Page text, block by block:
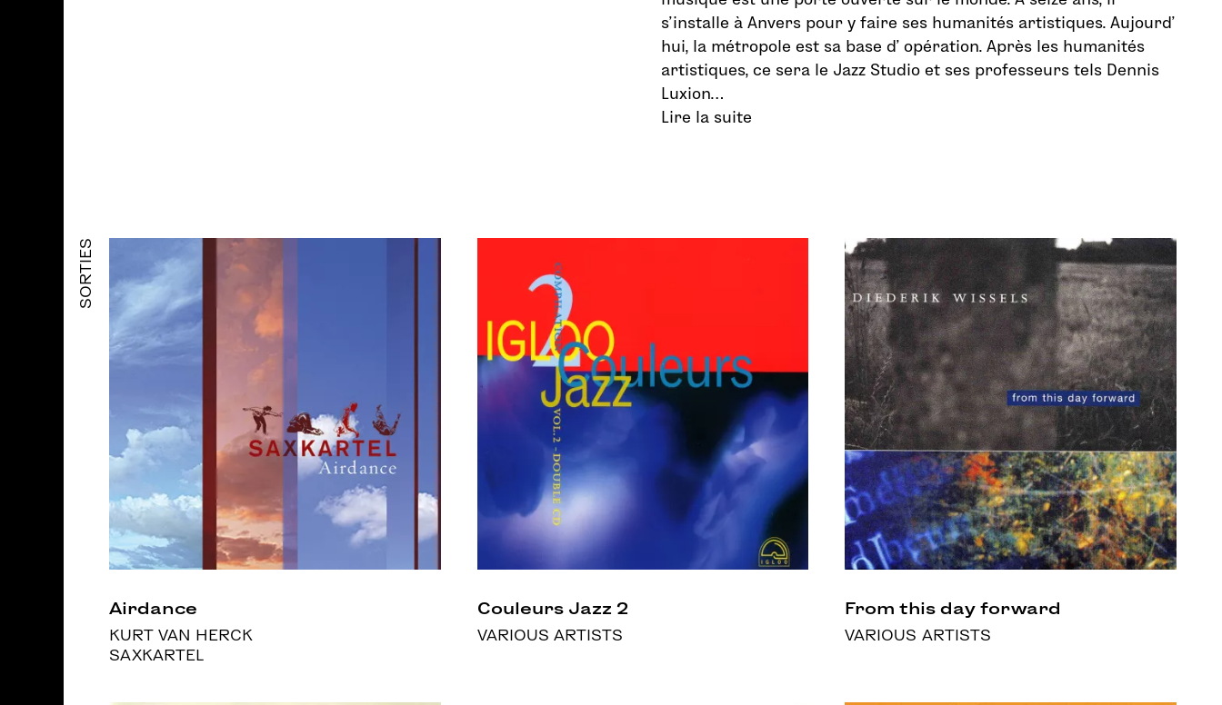
s’installe à Anvers pour y faire ses humanités artistiques. Aujourd’
hui, la métropole est sa base d’ opération. Après les humanités
artistiques, ce sera le Jazz Studio et ses professeurs tels Dennis
Luxion…
Lire la suite
SORTIES
Airdance
KURT VAN HERCK
SAXKARTEL
Couleurs Jazz 2
VARIOUS ARTISTS
From this day forward
VARIOUS ARTISTS